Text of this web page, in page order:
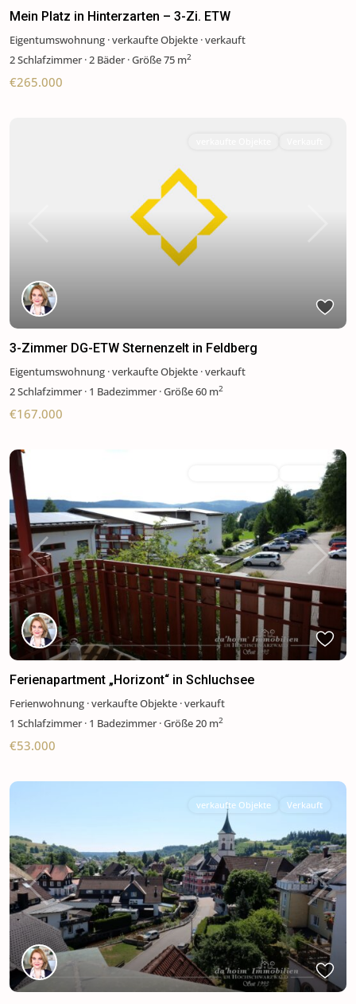
Mein Platz in Hinterzarten – 3-Zi. ETW
Eigentumswohnung ·verkaufte Objekte ·verkauft
2Schlafzimmer ·2 Bäder ·Größe75 m2
€265.000
3-Zimmer DG-ETW Sternenzelt in Feldberg
Eigentumswohnung ·verkaufte Objekte ·verkauft
2Schlafzimmer · 1 Badezimmer ·Größe60 m2
€167.000
Previous Next
Ferienapartment „Horizont“ in Schluchsee
Ferienwohnung ·verkaufte Objekte ·verkauft
1 Schlafzimmer · 1 Badezimmer ·Größe20 m2
€53.000
Previous Next
verkaufte Objekte Verkauft